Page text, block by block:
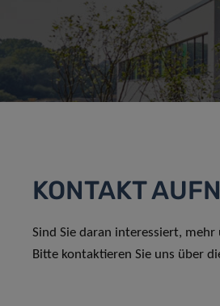
KONTAKT
Sind Sie daran interessiert,
Bitte kontaktieren Sie uns über